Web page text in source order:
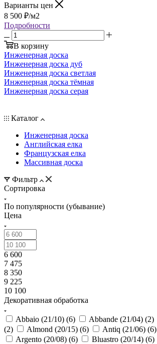
Варианты цен
8 500 ₽/м2
Подробности
В корзину
Инженерная доска
Инженерная доска дуб
Инженерная доска светлая
Инженерная доска тёмная
Инженерная доска серая
Каталог
Инженерная доска
Английская елка
Французская елка
Массивная доска
Фильтр
Сортировка
По популярности (убывание)
Цена
6 600
7 475
8 350
9 225
10 100
Декоративная обработка
Abbaio (21/10) (6) Abbande (21/04) (2)
(2) Almond (20/15) (6) Antiq (21/06) (6)
Argento (20/08) (6) Bluastro (20/14) (6)